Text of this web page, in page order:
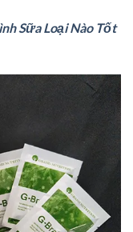
Sữa Loại Nào Tốt